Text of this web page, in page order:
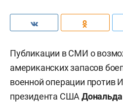
Публикации в СМИ о
американских запасов
военной операции против
президента США